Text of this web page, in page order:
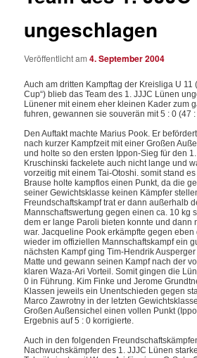
ungeschlagen
Veröffentlicht am4. September 2004
Auch am dritten Kampftag der Kreisliga U 11
Cup“) blieb das Team des 1. JJJC Lünen
Lünener mit einem eher kleinen Kader zum
fuhren, gewannen sie souverän mit 5 : 0 (47 :
Den Auftakt machte Marius Pook. Er
nach kurzer Kampfzeit mit einer Großen
und holte so den ersten Ippon-Sieg für den
Kruschinski fackelete auch nicht lange und
vorzeitig mit einem Tai-Otoshi. somit stand
Brause holte kampflos einen Punkt, da die
seiner Gewichtsklasse keinen Kämpfer
Freundschaftskampf trat er dann außerhalb
Mannschaftswertung gegen einen ca. 10 kg
dem er lange Paroli bieten konnte und dann
war. Jacqueline Pook erkämpfte gegen
wieder im offiziellen Mannschaftskampf ein
nächsten Kampf ging Tim-Hendrik
Matte und gewann seinen Kampf nach der
klaren Waza-Ari Vorteil. Somit gingen die
0 in Führung. Kim Finke und Jerome
Klassen jeweils ein Unentschieden gegen
Marco Zawrotny in der letzten
Großen Außensichel einen vollen Punkt
Ergebnis auf 5 : 0 korrigierte.
Auch in den folgenden
Nachwuchskämpfer des 1. JJJC Lünen